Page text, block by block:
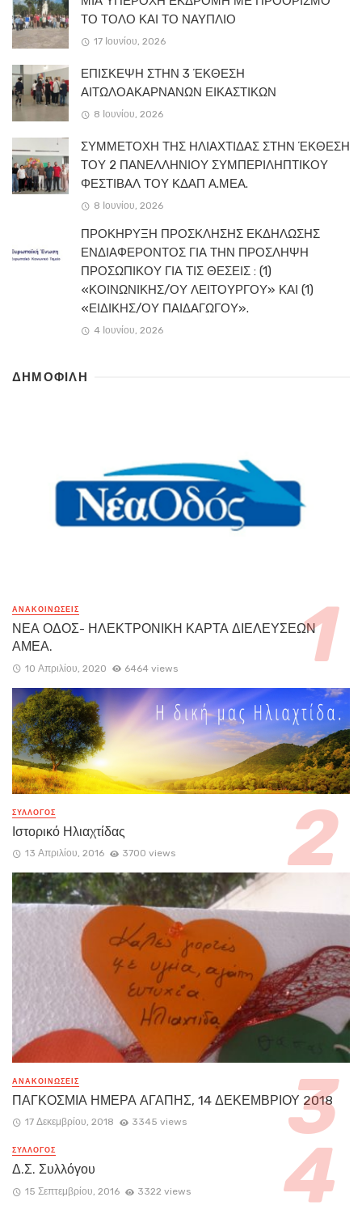
ΤΟ ΤΟΛΟ ΚΑΙ ΤΟ ΝΑΥΠΛΙΟ
17 Ιουνίου, 2026
ΕΠΙΣΚΕΨΗ ΣΤΗΝ 3 ΈΚΘΕΣΗ
ΑΙΤΩΛΟΑΚΑΡΝΑΝΩΝ ΕΙΚΑΣΤΙΚΩΝ
8 Ιουνίου, 2026
ΣΥΜΜΕΤΟΧΗ ΤΗΣ ΗΛΙΑΧΤΙΔΑΣ ΣΤΗΝ ΈΚΘΕΣΗ
ΤΟΥ 2 ΠΑΝΕΛΛΗΝΙΟΥ ΣΥΜΠΕΡΙΛΗΠΤΙΚΟΥ
ΦΕΣΤΙΒΑΛ ΤΟΥ ΚΔΑΠ Α.ΜΕΑ.
8 Ιουνίου, 2026
ΠΡΟΚΗΡΥΞΗ ΠΡΟΣΚΛΗΣΗΣ ΕΚΔΗΛΩΣΗΣ
ΕΝΔΙΑΦΕΡΟΝΤΟΣ ΓΙΑ ΤΗΝ ΠΡΟΣΛΗΨΗ
ΠΡΟΣΩΠΙΚΟΥ ΓΙΑ ΤΙΣ ΘΕΣΕΙΣ : (1)
«ΚΟΙΝΩΝΙΚΗΣ/ΟΥ ΛΕΙΤΟΥΡΓΟΥ» ΚΑΙ (1)
«ΕΙΔΙΚΗΣ/ΟΥ ΠΑΙΔΑΓΩΓΟΥ».
4 Ιουνίου, 2026
ΔΗΜΟΦΙΛΗ
ΑΝΑΚΟΙΝΏΣΕΙΣ
ΝΕΑ ΟΔΟΣ- ΗΛΕΚΤΡΟΝΙΚΗ ΚΑΡΤΑ ΔΙΕΛΕΥΣΕΩΝ
ΑΜΕΑ.
10 Απριλίου, 2020 6464 views
ΣΥΛΛΟΓΟΣ
Ιστορικό Ηλιαχτίδας
13 Απριλίου, 2016 3700 views
ΑΝΑΚΟΙΝΏΣΕΙΣ
ΠΑΓΚΟΣΜΙΑ ΗΜΕΡΑ ΑΓΑΠΗΣ, 14 ΔΕΚΕΜΒΡΙΟΥ 2018
17 Δεκεμβρίου, 2018 3345 views
ΣΥΛΛΟΓΟΣ
Δ.Σ. Συλλόγου
15 Σεπτεμβρίου, 2016 3322 views